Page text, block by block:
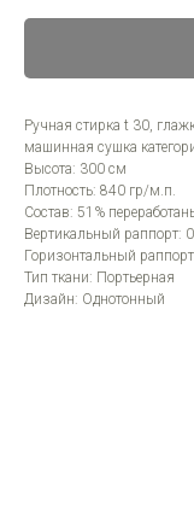
Ручная стирка t 30,
машинная сушка
Высота: 300 см
Плотность: 840 гр/м.п.
Состав: 51%
Вертикальный раппорт:
Горизонтальный
Тип ткани: Портьерная
Дизайн: Однотонный